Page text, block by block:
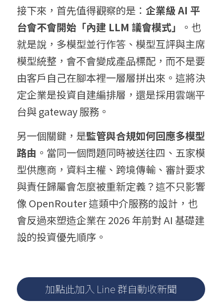
接下來，首先值得觀察的是： 企業級 AI 平
台會不會開始「內建 LLM 議會模式」
。也
就是說，多模型並行作答、模型互評與主席
模型統整，會不會變成產品標配，而不是要
由客戶自己在腳本裡一層層拼出來。這將決
定企業是投資自建編排層，還是採用雲端平
台與 gateway 服務。
另一個關鍵，是監管與合規如何回應多模型
路由 。當同一個問題同時被送往四、五家模
型供應商，資料主權、跨境傳輸、審計要求
與責任歸屬會怎麼被重新定義？這不只影響
像 OpenRouter 這類中介服務的設計，也
會反過來塑造企業在 2026 年前對 AI 基礎建
設的投資優先順序。
加點此加入 Line 群自動收新聞